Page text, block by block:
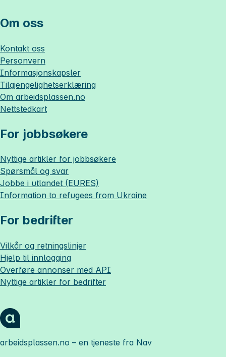
Om oss
Kontakt oss
Personvern
Informasjonskapsler
Tilgjengelighetserklæring
Om arbeidsplassen.no
Nettstedkart
For jobbsøkere
Nyttige artikler for jobbsøkere
Spørsmål og svar
Jobbe i utlandet (EURES)
Information to refugees from Ukraine
For bedrifter
Vilkår og retningslinjer
Hjelp til innlogging
Overføre annonser med API
Nyttige artikler for bedrifter
arbeidsplassen.no – en tjeneste fra Nav